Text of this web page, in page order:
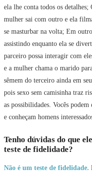
ela lhe conta todos os
mulher sai com outro e ela
se masturbar na volta; Em
assistindo enquanto ela se
parceiro possa interagir com
e a mulher chama o marido
sêmem do terceiro ainda em
pois sexo sem camisinha traz
as possibilidades. Vocês
e conheçam homens
Tenho dúvidas do que
teste de fidelidade?
Não é um teste de fidelidade.